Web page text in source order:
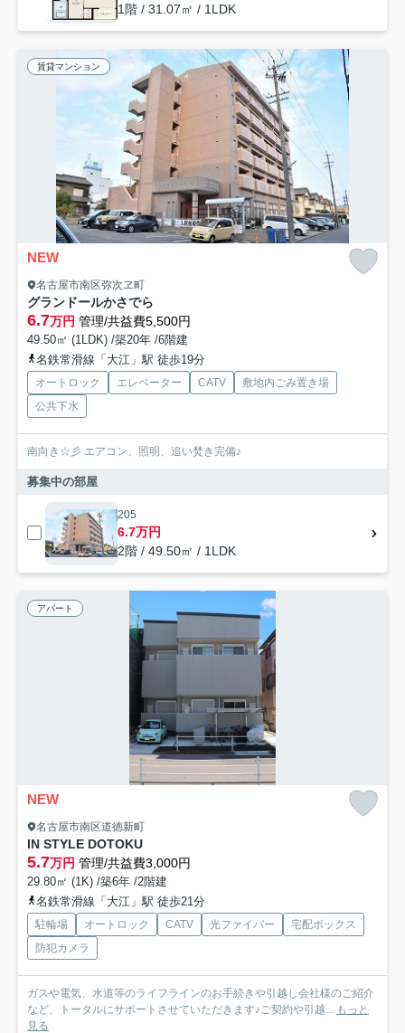
1階 / 31.07㎡ / 1LDK
賃貸マンション
NEW
名古屋市南区弥次ヱ町
グランドールかさでら
6.7万円 管理/共益費5,500円
49.50㎡ (1LDK) /築20年 /6階建
名鉄常滑線「大江」駅 徒歩19分
オートロック エレベーター CATV
敷地内ごみ置き場
公共下水
南向き☆彡 エアコン、照明、追い焚き完備♪
募集中の部屋
205
6.7万円
2階 / 49.50㎡ / 1LDK
アパート
NEW
名古屋市南区道徳新町
IN STYLE DOTOKU
5.7万円 管理/共益費3,000円
29.80㎡ (1K) /築6年 /2階建
名鉄常滑線「大江」駅 徒歩21分
駐輪場 オートロック CATV 光ファイバー
宅配ボックス
防犯カメラ
ガスや電気、水道等のライフラインのお手続きや引越し会社様のご紹介
など、トータルにサポートさせていただきます♪ご契約や引越...
もっと
見る